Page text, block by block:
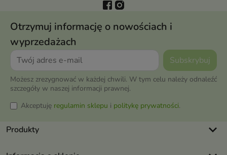
Otrzymuj informację o nowościach i
wyprzedażach
Możesz zrezygnować w każdej chwili. W tym celu należy odnaleźć
szczegóły w naszej informacji prawnej.
Akceptuję regulamin sklepu i politykę prywatności.
Produkty keyboard_arrow_down